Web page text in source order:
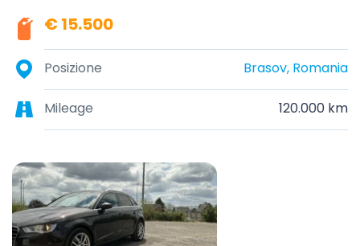
€ 15.500
Posizione Brasov, Romania
Mileage 120.000 km